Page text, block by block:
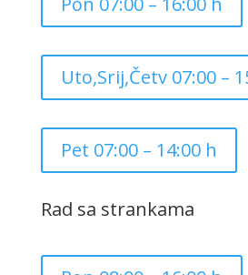
Uto,Srij,Četv 07:00 –
Pet 07:00 – 14:00 h
Rad sa strankama